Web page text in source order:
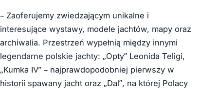
– Zaoferujemy zwiedzającym unikalne i
interesujące wystawy, modele jachtów, mapy oraz
archiwalia. Przestrzeń wypełnią między innymi
legendarne polskie jachty: „Opty” Leonida Teligi,
„Kumka IV” – najprawdopodobniej pierwszy w
historii spawany jacht oraz „Dal”, na której Polacy